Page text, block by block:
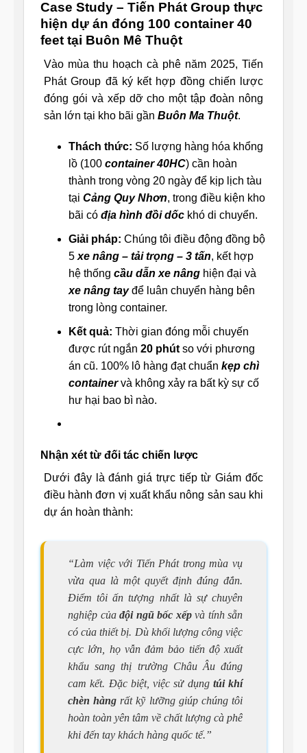
Case Study – Tiến Phát Group thực
hiện dự án đóng 100 container 40
feet tại Buôn Mê Thuột
Vào mùa thu hoạch cà phê năm 2025, Tiến
Phát Group đã ký kết hợp đồng chiến lược
đóng gói và xếp dỡ cho một tập đoàn nông
sản lớn tại kho bãi gần Buôn Ma Thuột.
Thách thức: Số lượng hàng hóa khổng
lồ (100 container 40HC) cần hoàn
thành trong vòng 20 ngày để kịp lịch tàu
tại Cảng Quy Nhơn, trong điều kiện kho
bãi có địa hình đồi dốckhó di chuyển.
Giải pháp: Chúng tôi điều động đồng bộ
5 xe nâng – tải trọng – 3 tấn, kết hợp
hệ thống cầu dẫn xe nânghiện đại và
xe nâng tayđể luân chuyển hàng bên
trong lòng container.
Kết quả: Thời gian đóng mỗi chuyến
được rút ngắn 20 phútso với phương
án cũ. 100% lô hàng đạt chuẩn kẹp chì
containervà không xảy ra bất kỳ sự cố
hư hại bao bì nào.
Nhận xét từ đối tác chiến lược
Dưới đây là đánh giá trực tiếp từ Giám đốc
điều hành đơn vị xuất khẩu nông sản sau khi
dự án hoàn thành:
“Làm việc với Tiến Phát trong mùa vụ
vừa qua là một quyết định đúng đắn.
Điểm tôi ấn tượng nhất là sự chuyên
nghiệp của đội ngũ bốc xếpvà tính sẵn
có của thiết bị. Dù khối lượng công việc
cực lớn, họ vẫn đảm bảo tiến độ xuất
khẩu sang thị trường Châu Âu đúng
cam kết. Đặc biệt, việc sử dụng túi khí
chèn hàng rất kỹ lưỡng giúp chúng tôi
hoàn toàn yên tâm về chất lượng cà phê
khi đến tay khách hàng quốc tế.”